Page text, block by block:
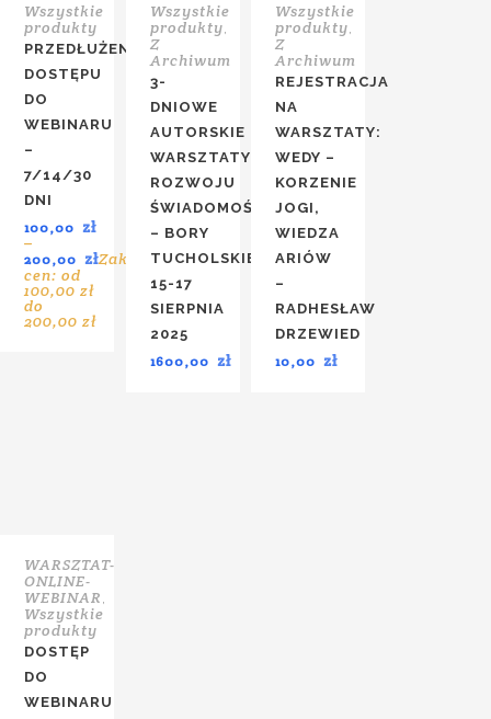
Wszystkie
produkty
PRZEDŁUŻENIE
DOSTĘPU
DO
WEBINARU
–
7/14/30
DNI
100,00 zł
–
200,00 złZakres
cen: od
100,00 zł
do
200,00 zł
Wszystkie
produkty,
Z
Archiwum
3-
DNIOWE
AUTORSKIE
WARSZTATY
ROZWOJU
ŚWIADOMOŚCI
– BORY
TUCHOLSKIE
15-17
SIERPNIA
2025
1600,00 zł
Wszystkie
produkty,
Z
Archiwum
REJESTRACJA
NA
WARSZTATY:
WEDY –
KORZENIE
JOGI,
WIEDZA
ARIÓW
–
RADHESŁAW
DRZEWIED
10,00 zł
WARSZTAT-
ONLINE-
WEBINAR
Wszystkie
produkty
DOSTĘP
DO
WEBINARU